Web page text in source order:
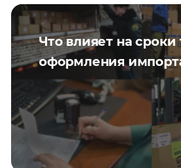
Что влияет на
оформления